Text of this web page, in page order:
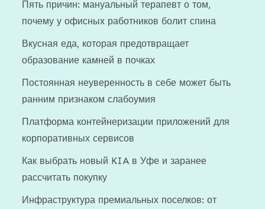
Пять причин: мануальный терапевт о том,
почему у офисных работников болит спина
Вкусная еда, которая предотвращает
образование камней в почках
Постоянная неуверенность в себе может быть
ранним признаком слабоумия
Платформа контейнеризации приложений для
корпоративных сервисов
Как выбрать новый KIA в Уфе и заранее
рассчитать покупку
Инфраструктура премиальных поселков: от